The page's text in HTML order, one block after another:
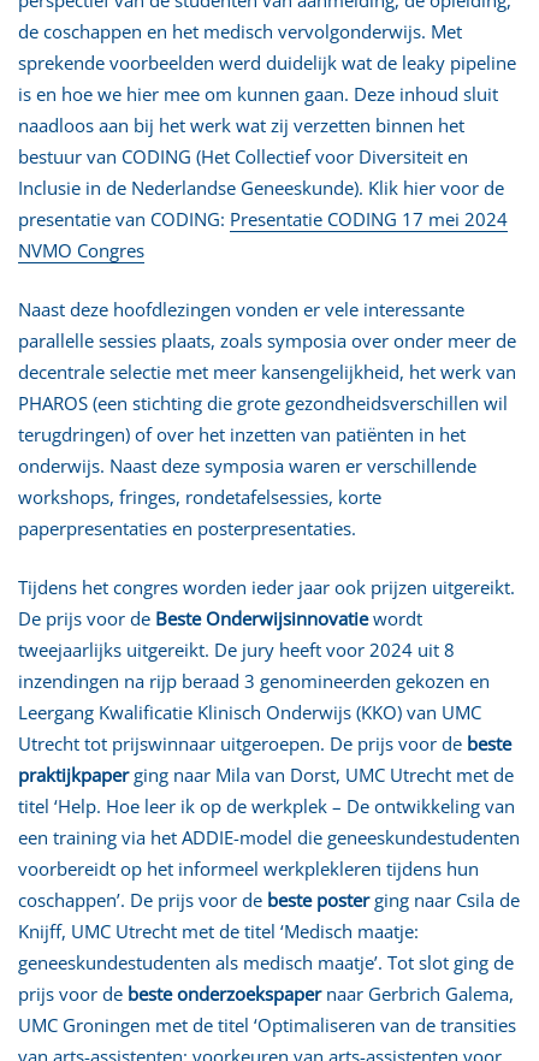
de coschappen en het medisch vervolgonderwijs. Met
sprekende voorbeelden werd duidelijk wat de leaky pipeline
is en hoe we hier mee om kunnen gaan. Deze inhoud sluit
naadloos aan bij het werk wat zij verzetten binnen het
bestuur van CODING (Het Collectief voor Diversiteit en
Inclusie in de Nederlandse Geneeskunde). Klik hier voor de
presentatie van CODING: Presentatie CODING 17 mei 2024
NVMO Congres
Naast deze hoofdlezingen vonden er vele interessante
parallelle sessies plaats, zoals symposia over onder meer de
decentrale selectie met meer kansengelijkheid, het werk van
PHAROS (een stichting die grote gezondheidsverschillen wil
terugdringen) of over het inzetten van patiënten in het
onderwijs. Naast deze symposia waren er verschillende
workshops, fringes, rondetafelsessies, korte
paperpresentaties en posterpresentaties.
Tijdens het congres worden ieder jaar ook prijzen uitgereikt.
De prijs voor de Beste Onderwijsinnovatiewordt
tweejaarlijks uitgereikt. De jury heeft voor 2024 uit 8
inzendingen na rijp beraad 3 genomineerden gekozen en
Leergang Kwalificatie Klinisch Onderwijs (KKO) van UMC
Utrecht tot prijswinnaar uitgeroepen. De prijs voor de beste
praktijkpaperging naar Mila van Dorst, UMC Utrecht met de
titel ‘Help. Hoe leer ik op de werkplek – De ontwikkeling van
een training via het ADDIE-model die geneeskundestudenten
voorbereidt op het informeel werkplekleren tijdens hun
coschappen’. De prijs voor de beste posterging naar Csila de
Knijff, UMC Utrecht met de titel ‘Medisch maatje:
geneeskundestudenten als medisch maatje’. Tot slot ging de
prijs voor de beste onderzoekspapernaar Gerbrich Galema,
UMC Groningen met de titel ‘Optimaliseren van de transities
van arts-assistenten: voorkeuren van arts-assistenten voor